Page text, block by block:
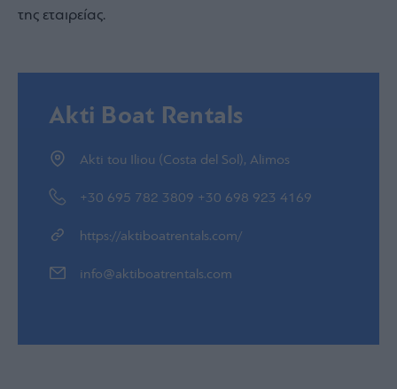
της εταιρείας.
Akti Boat Rentals
Akti tou Iliou (Costa del Sol), Alimos
+30 695 782 3809 +30 698 923 4169
https://aktiboatrentals.com/
info@aktiboatrentals.com